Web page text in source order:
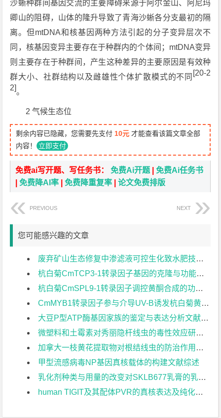
沙蜥种群间基因交流的主要障碍来源于阿尔金山、阿尼玛
卿山的阻碍，山体的隆升导致了青海沙蜥各分支最初的隔
离。但mtDNA和核基因两种方法引起的分子变异层次不
同，核基因变异主要存在于种群内的个体间；mtDNA变异
则主要存在于种群间，产生这种差异的主要原因是有效种
群大小、社群结构以及雌雄性个体扩散模式的不同 [20-2
2]。
2 气候生态位
剩余内容已隐藏，您需要先支付 10元 才能查看该篇文章全部
内容！ 立即支付
免费ai写开题、写任务书：免费Ai开题 |免费Ai任务书
|免费降AI率 |免费降重复率 |论文免费排版
PREVIOUS NEXT
您可能感兴趣的文章
废弃矿山生态修复中渗滤液可控生化致水肥技术研究文献综述
杭白菊CmTCP3-1转录因子基因的克隆与功能研究文献综述
杭白菊CmSPL9-1转录因子调控黄酮合成的功能研究文献综述
CmMYB1转录因子参与介导UV-B诱发杭白菊黄酮合成的功能研究文献综述
大豆P型ATP酶基因家族的鉴定与表达分析文献综述
微塑料和土霉素对秀丽隐杆线虫的毒性效应研究文献综述
加拿大一枝黄花提取物对根结线虫的防治作用研究文献综述
甲型流感病毒NP基因真核载体的构建文献综述
乳化剂种类与用量的改变对SKLB677乳膏的乳化体系及活性成分稳定性影响的初步研究文献综述
human TIGIT及其配体PVR的真核表达及纯化文献综述